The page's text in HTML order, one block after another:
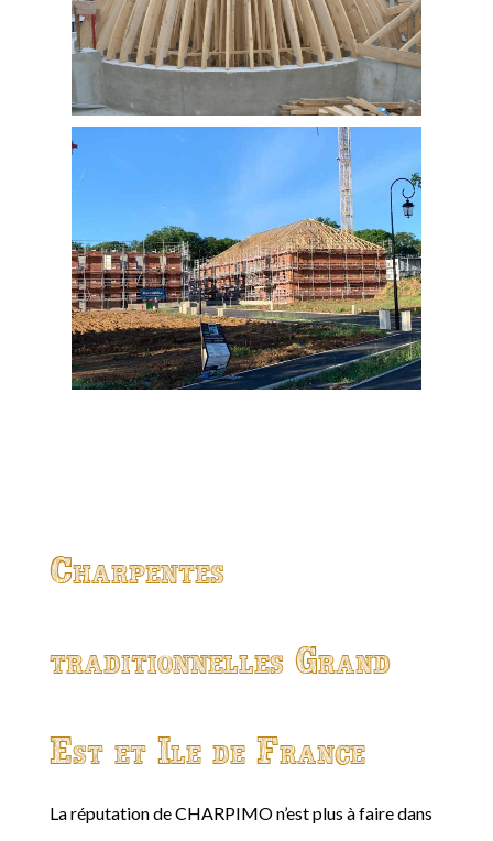
Charpentes
traditionnelles Grand
Est et Ile de France
La réputation de CHARPIMO n’est plus à faire dans